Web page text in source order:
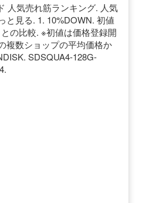
人気売れ筋ランキング. 人気
と見る. 1. 10%DOWN. 初値
の比較. ※初値は価格登録開
複数ショップの平均価格か
SDSQUA4-128G-